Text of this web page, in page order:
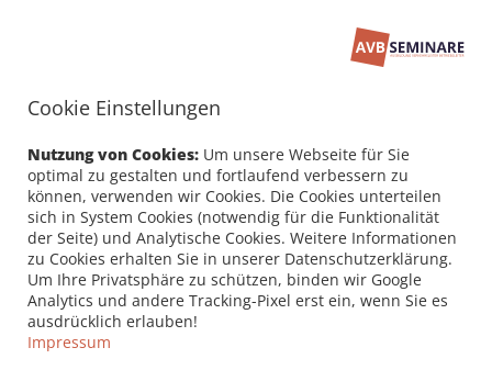
Cookie Einstellungen
Nutzung von Cookies: Um unsere Webseite für Sie
optimal zu gestalten und fortlaufend verbessern zu
können, verwenden wir Cookies. Die Cookies unterteilen
sich in System Cookies (notwendig für die Funktionalität
der Seite) und Analytische Cookies. Weitere Informationen
zu Cookies erhalten Sie in unserer Datenschutzerklärung.
Um Ihre Privatsphäre zu schützen, binden wir Google
Analytics und andere Tracking-Pixel erst ein, wenn Sie es
ausdrücklich erlauben!
Impressum
Seminarbuchung
PERSÖNLICHE DATEN /
RECHNUNGSANSCHRIFT
Firma
Vorname *